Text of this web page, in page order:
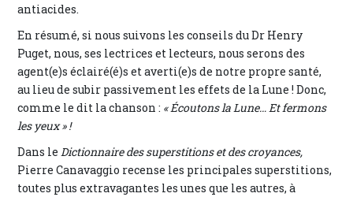
antiacides.
En résumé, si nous suivons les conseils du Dr Henry
Puget, nous, ses lectrices et lecteurs, nous serons des
agent(e)s éclairé(é)s et averti(e)s de notre propre santé,
au lieu de subir passivement les effets de la Lune ! Donc,
comme le dit la chanson : « Écoutons la Lune… Et fermons
les yeux » !
Dans leDictionnaire des superstitions et des croyances,
Pierre Canavaggio recense les principales superstitions,
toutes plus extravagantes les unes que les autres, à